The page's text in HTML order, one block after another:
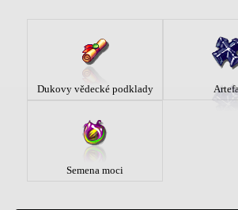
Dukovy vědecké podklady
Semena moci